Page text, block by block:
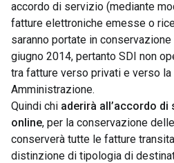
accordo di servizio (mediante
fatture elettroniche emesse o
saranno portate in
giugno 2014, pertanto SDI non
tra fatture verso privati e verso
Amministrazione.
Quindi chi aderirà all’accordo
online, per la conservazione
conserverà tutte le fatture
distinzione di tipologia di